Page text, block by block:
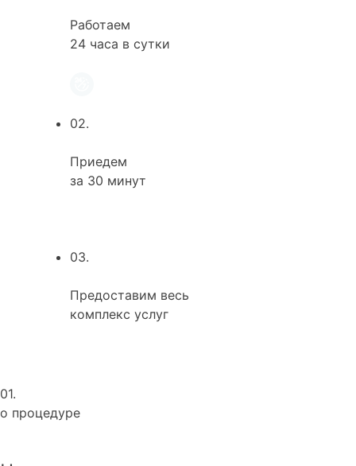
Работаем
24 часа в сутки
02.
Приедем
за 30 минут
03.
Предоставим весь
комплекс услуг
01.
о процедуре